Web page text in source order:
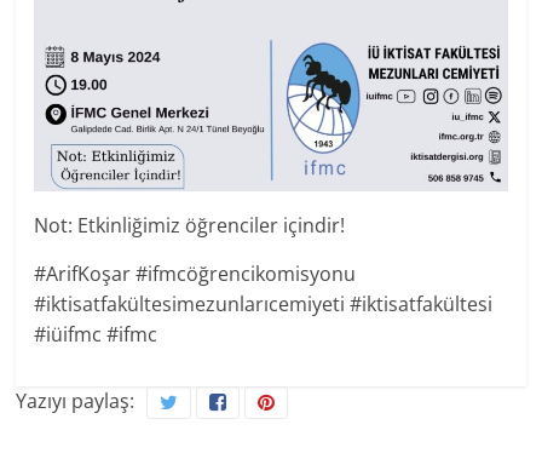
Not: Etkinliğimiz öğrenciler içindir!
#ArifKoşar #ifmcöğrencikomisyonu
#iktisatfakültesimezunlarıcemiyeti #iktisatfakültesi
#iüifmc #ifmc
Yazıyı paylaş: